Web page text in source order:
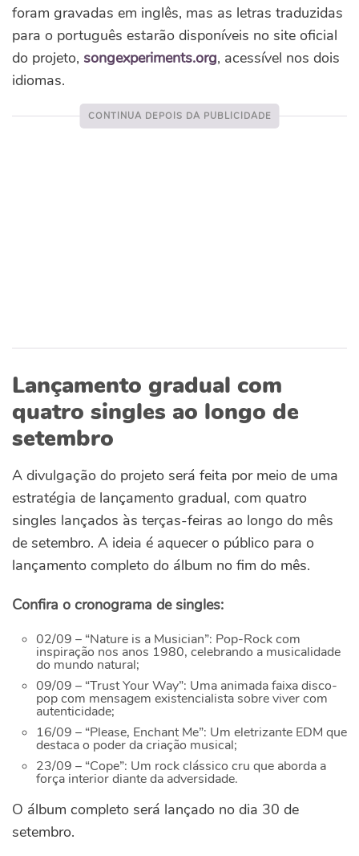
foram gravadas em inglês, mas as letras traduzidas
para o português estarão disponíveis no site oficial
do projeto, songexperiments.org, acessível nos dois
idiomas.
Lançamento gradual com
quatro singles ao longo de
setembro
A divulgação do projeto será feita por meio de uma
estratégia de lançamento gradual, com quatro
singles lançados às terças-feiras ao longo do mês
de setembro. A ideia é aquecer o público para o
lançamento completo do álbum no fim do mês.
Confira o cronograma de singles:
02/09 – “Nature is a Musician”: Pop-Rock com
inspiração nos anos 1980, celebrando a musicalidade
do mundo natural;
09/09 – “Trust Your Way”: Uma animada faixa disco-
pop com mensagem existencialista sobre viver com
autenticidade;
16/09 – “Please, Enchant Me”: Um eletrizante EDM que
destaca o poder da criação musical;
23/09 – “Cope”: Um rock clássico cru que aborda a
força interior diante da adversidade.
O álbum completo será lançado no dia 30 de
setembro.